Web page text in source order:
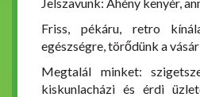
Friss, pékáru, retro
egészségre, törődünk a
Megtalál minket:
kiskunlacházi és érdi